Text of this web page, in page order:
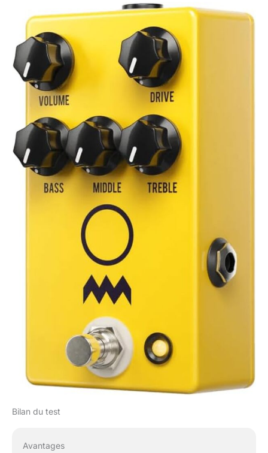
Bilan du test
Avantages